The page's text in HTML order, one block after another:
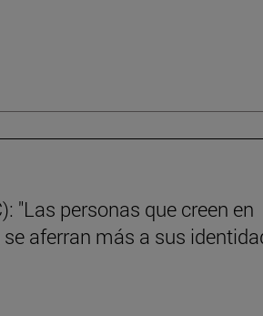
"Las personas que creen en
aferran más a sus